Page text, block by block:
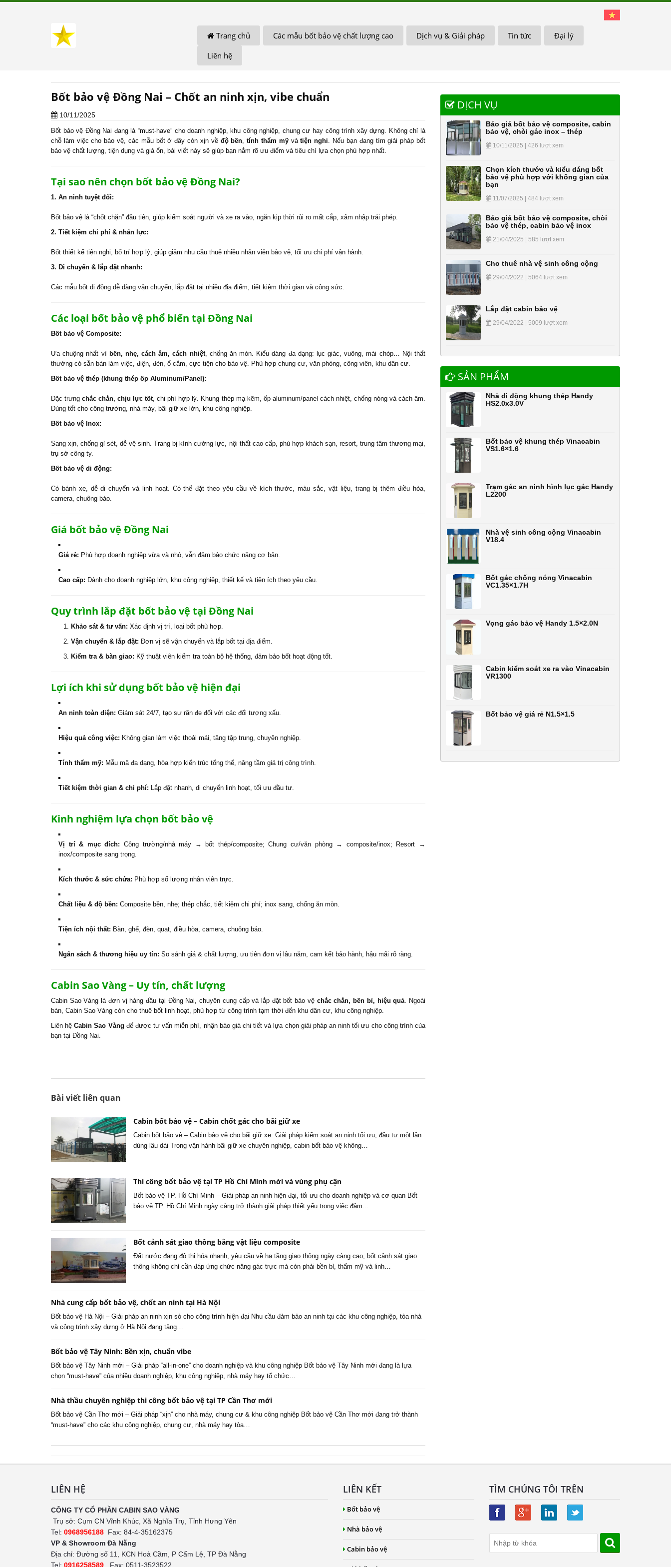
Trang chủ Các mẫu bốt bảo vệ chất lượng cao Dịch vụ & Giải pháp Tin tức
Đại lý
Liên hệ
Bốt bảo vệ Đồng Nai – Chốt an ninh xịn, vibe chuẩn
10/11/2025
Bốt bảo vệ Đồng Nai đang là “must-have” cho doanh nghiệp, khu công nghiệp, chung cư hay công trình xây dựng. Không chỉ là
chỗ làm việc cho bảo vệ, các mẫu bốt ở đây còn xịn về độ bền,tính thẩm mỹvàtiện nghi. Nếu bạn đang tìm giải pháp bốt
bảo vệ chất lượng, tiện dụng và giá ổn, bài viết này sẽ giúp bạn nắm rõ ưu điểm và tiêu chí lựa chọn phù hợp nhất.
Tại sao nên chọn bốt bảo vệ Đồng Nai?
1. An ninh tuyệt đối:
Bốt bảo vệ là “chốt chặn” đầu tiên, giúp kiểm soát người và xe ra vào, ngăn kịp thời rủi ro mất cắp, xâm nhập trái phép.
2. Tiết kiệm chi phí & nhân lực:
Bốt thiết kế tiện nghi, bố trí hợp lý, giúp giảm nhu cầu thuê nhiều nhân viên bảo vệ, tối ưu chi phí vận hành.
3. Di chuyển & lắp đặt nhanh:
Các mẫu bốt di động dễ dàng vận chuyển, lắp đặt tại nhiều địa điểm, tiết kiệm thời gian và công sức.
Các loại bốt bảo vệ phổ biến tại Đồng Nai
Bốt bảo vệ Composite:
Ưa chuộng nhất vì bền, nhẹ, cách âm, cách nhiệt, chống ăn mòn. Kiểu dáng đa dạng: lục giác, vuông, mái chóp… Nội thất
thường có sẵn bàn làm việc, điện, đèn, ổ cắm, cực tiện cho bảo vệ. Phù hợp chung cư, văn phòng, công viên, khu dân cư.
Bốt bảo vệ thép (khung thép ốp Aluminum/Panel):
Đặc trưngchắc chắn, chịu lực tốt, chi phí hợp lý. Khung thép mạ kẽm, ốp aluminum/panel cách nhiệt, chống nóng và cách âm.
Dùng tốt cho công trường, nhà máy, bãi giữ xe lớn, khu công nghiệp.
Bốt bảo vệ Inox:
Sang xịn, chống gỉ sét, dễ vệ sinh. Trang bị kính cường lực, nội thất cao cấp, phù hợp khách sạn, resort, trung tâm thương mại,
trụ sở công ty.
Bốt bảo vệ di động:
Có bánh xe, dễ di chuyển và linh hoạt. Có thể đặt theo yêu cầu về kích thước, màu sắc, vật liệu, trang bị thêm điều hòa,
camera, chuông báo.
Giá bốt bảo vệ Đồng Nai
Giá rẻ: Phù hợp doanh nghiệp vừa và nhỏ, vẫn đảm bảo chức năng cơ bản.
Cao cấp: Dành cho doanh nghiệp lớn, khu công nghiệp, thiết kế và tiện ích theo yêu cầu.
Quy trình lắp đặt bốt bảo vệ tại Đồng Nai
Khảo sát & tư vấn: Xác định vị trí, loại bốt phù hợp.
Vận chuyển & lắp đặt: Đơn vị sẽ vận chuyển và lắp bốt tại địa điểm.
Kiểm tra & bàn giao: Kỹ thuật viên kiểm tra toàn bộ hệ thống, đảm bảo bốt hoạt động tốt.
Lợi ích khi sử dụng bốt bảo vệ hiện đại
An ninh toàn diện: Giám sát 24/7, tạo sự răn đe đối với các đối tượng xấu.
Hiệu quả công việc: Không gian làm việc thoải mái, tăng tập trung, chuyên nghiệp.
Tính thẩm mỹ: Mẫu mã đa dạng, hòa hợp kiến trúc tổng thể, nâng tầm giá trị công trình.
Tiết kiệm thời gian & chi phí: Lắp đặt nhanh, di chuyển linh hoạt, tối ưu đầu tư.
Kinh nghiệm lựa chọn bốt bảo vệ
Vị trí & mục đích: Công trường/nhà máy → bốt thép/composite; Chung cư/văn phòng → composite/inox; Resort →
inox/composite sang trọng.
Kích thước & sức chứa: Phù hợp số lượng nhân viên trực.
Chất liệu & độ bền: Composite bền, nhẹ; thép chắc, tiết kiệm chi phí; inox sang, chống ăn mòn.
Tiện ích nội thất: Bàn, ghế, đèn, quạt, điều hòa, camera, chuông báo.
Ngân sách & thương hiệu uy tín: So sánh giá & chất lượng, ưu tiên đơn vị lâu năm, cam kết bảo hành, hậu mãi rõ ràng.
Cabin Sao Vàng – Uy tín, chất lượng
Cabin Sao Vàng là đơn vị hàng đầu tại Đồng Nai, chuyên cung cấp và lắp đặt bốt bảo vệ chắc chắn, bền bỉ, hiệu quả. Ngoài
bán, Cabin Sao Vàng còn cho thuê bốt linh hoạt, phù hợp từ công trình tạm thời đến khu dân cư, khu công nghiệp.
Liên hệCabin Sao Vàng để được tư vấn miễn phí, nhận báo giá chi tiết và lựa chọn giải pháp an ninh tối ưu cho công trình của
bạn tại Đồng Nai.
Bài viết liên quan
Cabin bốt bảo vệ – Cabin chốt gác cho bãi giữ xe
Cabin bốt bảo vệ – Cabin bảo vệ cho bãi giữ xe: Giải pháp kiểm soát an ninh tối ưu, đầu tư một lần
dùng lâu dài Trong vận hành bãi giữ xe chuyên nghiệp, cabin bốt bảo vệ không…
Thi công bốt bảo vệ tại TP Hồ Chí Minh mới và vùng phụ cận
Bốt bảo vệ TP. Hồ Chí Minh – Giải pháp an ninh hiện đại, tối ưu cho doanh nghiệp và cơ quan Bốt
bảo vệ TP. Hồ Chí Minh ngày càng trở thành giải pháp thiết yếu trong việc đảm…
Bốt cảnh sát giao thông bằng vật liệu composite
Đất nước đang đô thị hóa nhanh, yêu cầu về hạ tầng giao thông ngày càng cao, bốt cảnh sát giao
thông không chỉ cần đáp ứng chức năng gác trực mà còn phải bền bỉ, thẩm mỹ và linh…
Nhà cung cấp bốt bảo vệ, chốt an ninh tại Hà Nội
Bốt bảo vệ Hà Nội – Giải pháp an ninh xịn sò cho công trình hiện đại Nhu cầu đảm bảo an ninh tại các khu công nghiệp, tòa nhà
và công trình xây dựng ở Hà Nội đang tăng…
Bốt bảo vệ Tây Ninh: Bền xịn, chuẩn vibe
Bốt bảo vệ Tây Ninh mới – Giải pháp “all-in-one” cho doanh nghiệp và khu công nghiệp Bốt bảo vệ Tây Ninh mới đang là lựa
chọn “must-have” của nhiều doanh nghiệp, khu công nghiệp, nhà máy hay tổ chức…
Nhà thầu chuyên nghiệp thi công bốt bảo vệ tại TP Cần Thơ mới
Bốt bảo vệ Cần Thơ mới – Giải pháp “xịn” cho nhà máy, chung cư & khu công nghiệp Bốt bảo vệ Cần Thơ mới đang trở thành
“must-have” cho các khu công nghiệp, chung cư, nhà máy hay tòa…
DỊCH VỤ
Báo giá bốt bảo vệ composite, cabin
bảo vệ, chòi gác inox – thép
10/11/2025 | 426 lượt xem
Chọn kích thước và kiểu dáng bốt
bảo vệ phù hợp với không gian của
bạn
11/07/2025 | 484 lượt xem
Báo giá bốt bảo vệ composite, chòi
bảo vệ thép, cabin bảo vệ inox
21/04/2025 | 585 lượt xem
Cho thuê nhà vệ sinh công cộng
29/04/2022 | 5064 lượt xem
Lắp đặt cabin bảo vệ
29/04/2022 | 5009 lượt xem
SẢN PHẨM
Nhà di động khung thép Handy
HS2.0x3.0V
Bốt bảo vệ khung thép Vinacabin
VS1.6×1.6
Trạm gác an ninh hình lục gác Handy
L2200
Nhà vệ sinh công cộng Vinacabin
V18.4
Bốt gác chống nóng Vinacabin
VC1.35×1.7H
Vọng gác bảo vệ Handy 1.5×2.0N
Cabin kiểm soát xe ra vào Vinacabin
VR1300
Bốt bảo vệ giá rẻ N1.5×1.5
LIÊN HỆ
CÔNG TY CỔ PHẦN CABIN SAO VÀNG
Trụ sở: Cụm CN Vĩnh Khúc, Xã Nghĩa Trụ, Tỉnh Hưng Yên
Tel: 0968956188 Fax: 84-4-35162375
VP & Showroom Đà Nẵng
Địa chỉ: Đường số 11, KCN Hoà Cầm, P Cẩm Lệ, TP Đà Nẵng
Tel: 0916258589 Fax: 0511-3523522
LIÊN KẾT
Bốt bảo vệ
Nhà bảo vệ
Cabin bảo vệ
TÌM CHÚNG TÔI TRÊN